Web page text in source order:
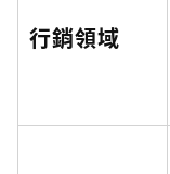
行銷領域